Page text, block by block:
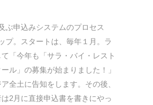
ぶ申込みシステムのプロセス
プ。スタートは、毎年１月。ラ
「今年も「サラ・バイ・レスト
ル」の募集が始まりました！」
全土に告知をします。その後、
は2月に直接申込書を書きにやっ